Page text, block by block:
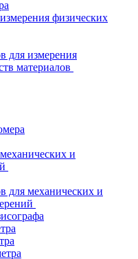
физических
для измерения
материалов
и
для механических и